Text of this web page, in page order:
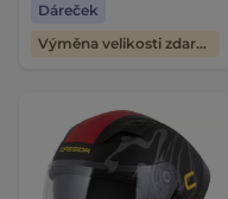
Dáreček
Výměna velikosti zdarma